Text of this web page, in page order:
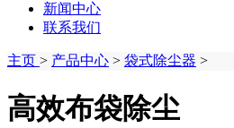
新闻中心
联系我们
主页 > 产品中心 > 袋式除尘器 >
高效布袋除尘